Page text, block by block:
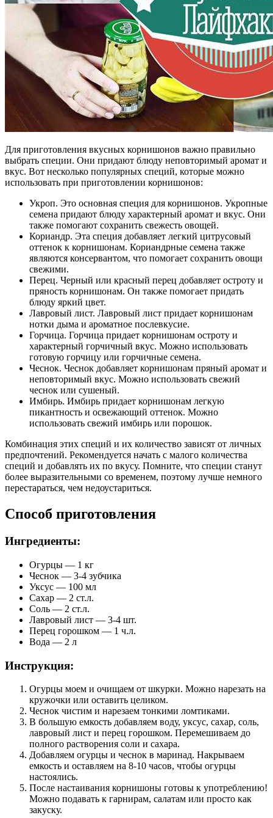
Для приготовления вкусных корнишонов важно правильно
выбрать специи. Они придают блюду неповторимый аромат и
вкус. Вот несколько популярных специй, которые можно
использовать при приготовлении корнишонов:
Укроп. Это основная специя для корнишонов. Укропные
семена придают блюду характерный аромат и вкус. Они
также помогают сохранить свежесть овощей.
Кориандр. Эта специя добавляет легкий цитрусовый
оттенок к корнишонам. Кориандрные семена также
являются консервантом, что помогает сохранить овощи
свежими.
Перец. Черный или красный перец добавляет остроту и
пряность корнишонам. Он также помогает придать
блюду яркий цвет.
Лавровый лист. Лавровый лист придает корнишонам
нотки дыма и ароматное послевкусие.
Горчица. Горчица придает корнишонам остроту и
характерный горчичный вкус. Можно использовать
готовую горчицу или горчичные семена.
Чеснок. Чеснок добавляет корнишонам пряный аромат и
неповторимый вкус. Можно использовать свежий
чеснок или сушеный.
Имбирь. Имбирь придает корнишонам легкую
пикантность и освежающий оттенок. Можно
использовать свежий имбирь или порошок.
Комбинация этих специй и их количество зависят от личных
предпочтений. Рекомендуется начать с малого количества
специй и добавлять их по вкусу. Помните, что специи станут
более выразительными со временем, поэтому лучше немного
перестараться, чем недоустариться.
Способ приготовления
Ингредиенты:
Огурцы — 1 кг
Чеснок — 3-4 зубчика
Уксус — 100 мл
Сахар — 2 ст.л.
Соль — 2 ст.л.
Лавровый лист — 3-4 шт.
Перец горошком — 1 ч.л.
Вода — 2 л
Инструкция:
Огурцы моем и очищаем от шкурки. Можно нарезать на
кружочки или оставить целиком.
Чеснок чистим и нарезаем тонкими ломтиками.
В большую емкость добавляем воду, уксус, сахар, соль,
лавровый лист и перец горошком. Перемешиваем до
полного растворения соли и сахара.
Добавляем огурцы и чеснок в маринад. Накрываем
емкость и оставляем на 8-10 часов, чтобы огурцы
настоялись.
После настаивания корнишоны готовы к употреблению!
Можно подавать к гарнирам, салатам или просто как
закуску.